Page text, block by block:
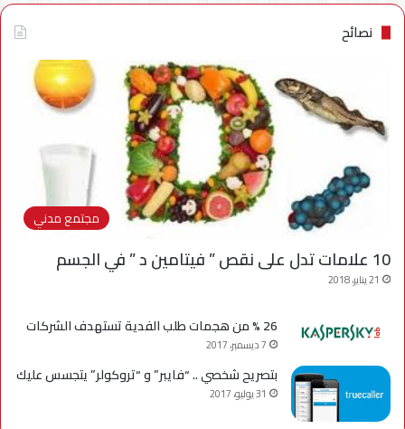
نصائح
مجتمع مدني
10 علامات تدل على نقص ” فيتامين د ” في الجسم
21 يناير، 2018
26 % من هجمات طلب الفدية تستهدف الشركات
7 ديسمبر، 2017
بتصريح شخصي .. “فايبر” و “تروكولر” يتجسس عليك
31 يوليو، 2017